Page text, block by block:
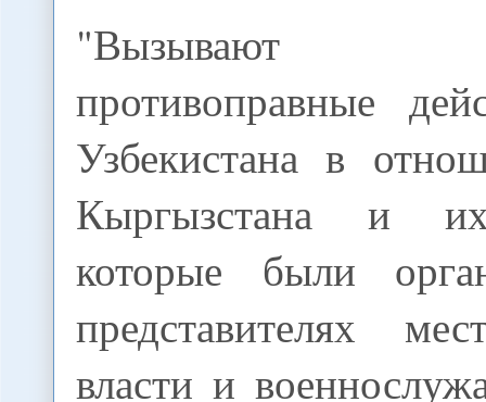
"Вызывают
противоправные
Узбекистана в
Кыргызстана и
которые были
представителях
власти и